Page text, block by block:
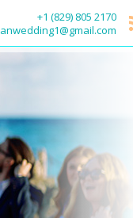
+1 (829) 805 2170